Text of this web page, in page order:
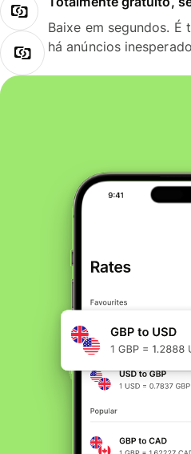
Baixe em segundos.
há anúncios